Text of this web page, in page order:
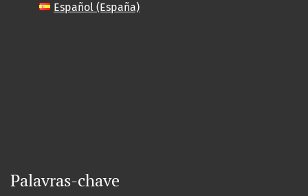
Español (España)
Palavras-chave